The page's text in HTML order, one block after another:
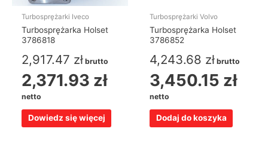
Turbosprężarki Iveco
Turbosprężarka Holset
3786818
2,917.47 zł brutto
2,371.93 zł
netto
Dowiedz się więcej
Turbosprężarki Volvo
Turbosprężarka Holset
3786852
4,243.68 zł brutto
3,450.15 zł
netto
Dodaj do koszyka